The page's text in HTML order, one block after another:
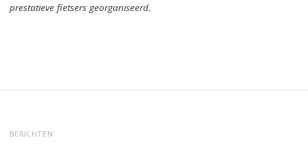
prestatieve fietsers georganiseerd.
BERICHTEN